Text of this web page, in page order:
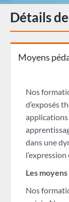
Détails
Moyens
Nos
d’exposés
applications
dans une
Les
Nos